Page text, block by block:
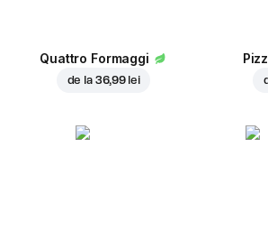
Quattro Formaggi
de la 36,99 lei